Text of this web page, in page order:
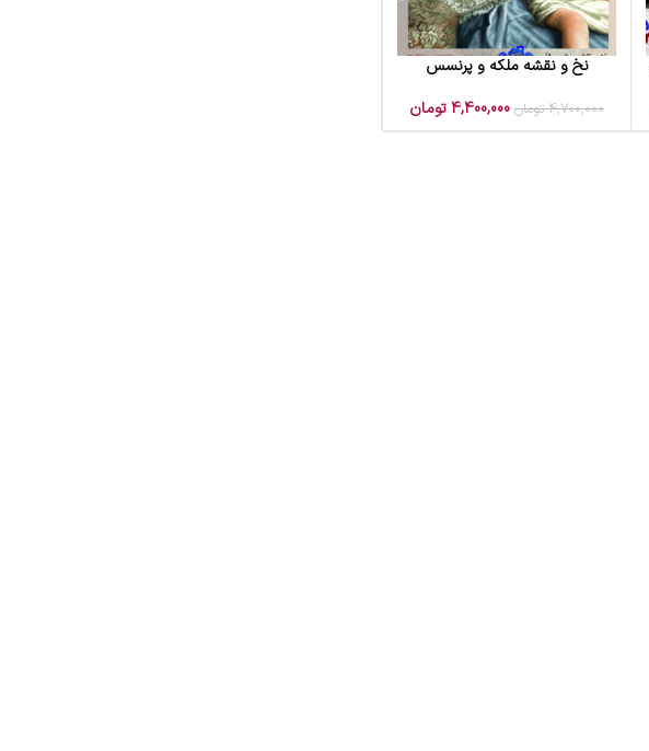
افزودن به سبد خرید
نخ و نقشه ملکه و پرنسس
4,700,000 تومان 4,400,000تومان